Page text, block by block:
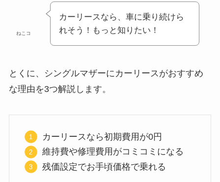
ねこコ
カーリースなら、車に乗り続けら
れそう！もっと知りたい！
とくに、シングルマザーにカーリースがおすすめ
な理由を3つ解説します。
カーリースなら初期費用が0円
維持費や修理費用がコミコミになる
残価設定でお手頃価格で乗れる